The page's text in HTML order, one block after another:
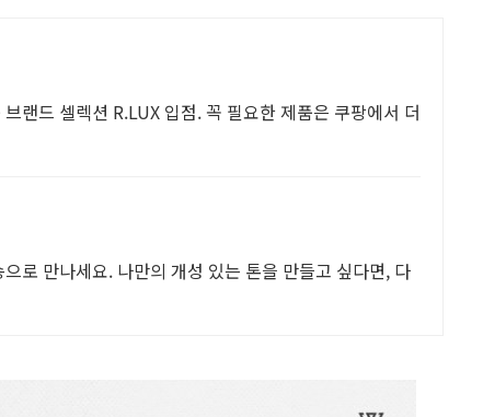
랜드 셀렉션 R.LUX 입점. 꼭 필요한 제품은 쿠팡에서 더
로 만나세요. 나만의 개성 있는 톤을 만들고 싶다면, 다